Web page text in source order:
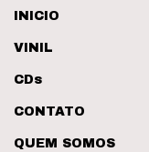
INICIO
VINIL
CDs
CONTATO
QUEM SOMOS